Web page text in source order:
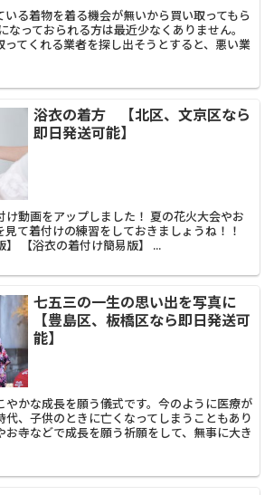
いる着物を着る機会が無いから買い取ってもら
なっておられる方は最近少なくありません。
ってくれる業者を探し出そうとすると、悪い業
浴衣の着方 【北区、文京区なら
即日発送可能】
動画をアップしました！ 夏の花火大会やお
て着付けの練習をしておきましょうね！！
】 【浴衣の着付け簡易版】 ...
七五三の一生の思い出を写真に
【豊島区、板橋区なら即日発送可
能】
やかな成長を願う儀式です。今のように医療が
代、子供のときに亡くなってしまうこともあり
お寺などで成長を願う祈願をして、無事に大き